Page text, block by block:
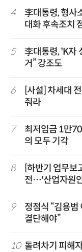
4
李대통령, 형사
대화 후속조치
5
李대통령, 'K자
거” 강조도
6
[사설] 차세대
줘라
7
최저임금 1만
의 모두 기각
8
[하반기 업무
전…'산업자원
9
정점식 “김용
결단해야”
10 돌려차기 피해